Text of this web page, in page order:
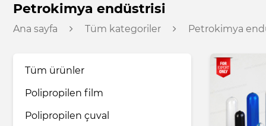
Gıda endüstrisi
Petrokimya endüstrisi
İnşaat malzemeleri
Petrokimya endüstrisi
Ana sayfa Tüm kategoriler Petrokimya
Tüm ürünler
Polipropilen film
Polipropilen çuval